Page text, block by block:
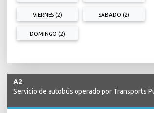
VIERNES (2) SABADO (2)
DOMINGO (2)
A2
Servicio de autobús operado por Transports